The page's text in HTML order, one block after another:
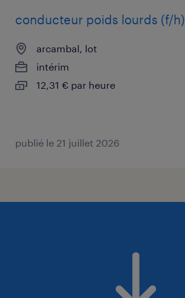
conducteur poids lourds (f/h)
arcambal, lot
intérim
12,31 € par heure
publié le 21 juillet 2026